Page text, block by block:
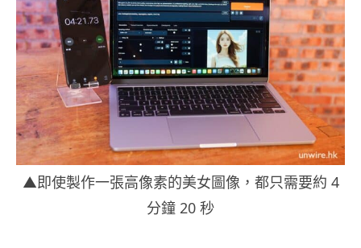
▲即使製作一張高像素的美女圖像，都只需要約 4
分鐘 20 秒